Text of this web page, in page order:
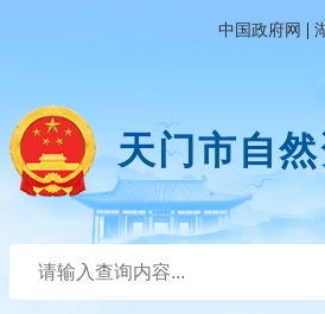
中国政府网 |
天门市自